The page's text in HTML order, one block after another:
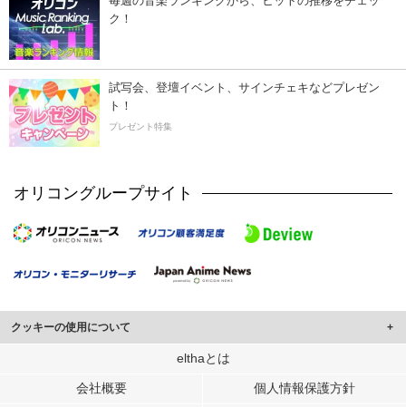
ク！
試写会、登壇イベント、サインチェキなどプレゼン
ト！
プレゼント特集
オリコングループサイト
クッキーの使用について
このサイトでは Cookie を使用して、ユーザーに合わせたコンテンツや広告の
行っています。
elthaとは
会社概要 個人情報保護方針